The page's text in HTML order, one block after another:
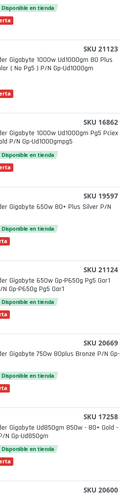
Disponible en tienda
SKU 21123
Gigabyte 1000w Ud1000gm 80 Plus
( No Pg5 ) P/n Gp-Ud1000gm
SKU 16862
Gigabyte 1000w Ud1000gm Pg5 Pciex
P/n Gp-Ud1000gmpg5
Disponible en tienda
SKU 19597
Gigabyte 650w 80+ Plus Silver P/n
Disponible en tienda
SKU 21124
Gigabyte 650w Gp-P650g Pg5 Gar1
Gp-P650g Pg5 Gar1
Disponible en tienda
SKU 20669
Gigabyte 750w 80plus Bronze P/n Gp-
Disponible en tienda
SKU 17258
Gigabyte Ud850gm 850w - 80+ Gold -
n Gp-Ud850gm
Disponible en tienda
SKU 20600